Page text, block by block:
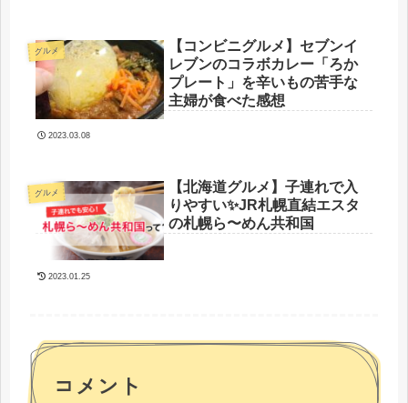
グルメ
【コンビニグルメ】セブンイ
レブンのコラボカレー「ろか
プレート」を辛いもの苦手な
主婦が食べた感想
2023.03.08
グルメ
【北海道グルメ】子連れで入
りやすい✨JR札幌直結エスタ
の札幌ら〜めん共和国
2023.01.25
コメント